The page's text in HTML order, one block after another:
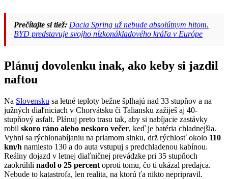
Prečítajte si tiež: Dacia Spring už nebude absolútnym hitom.
BYD predstavuje svojho nízkonákladového kráľa v Európe
Plánuj dovolenku inak, ako keby si jazdil
naftou
Na Slovensku sa letné teploty bežne šplhajú nad 33 stupňov a na
južných diaľniciach v Chorvátsku či Taliansku zažiješ aj 40-
stupňový asfalt. Plánuj preto trasu tak, aby si nabíjacie zastávky
robil skoro ráno alebo neskoro večer, keď je batéria chladnejšia.
Vyhni sa rýchlonabíjaniu na priamom slnku, drž rýchlosť okolo 110
km/h namiesto 130 a do auta vstupuj s predchladenou kabínou.
Reálny dojazd v letnej diaľničnej prevádzke pri 35 stupňoch
zaokrúhli nadol o 25 percent oproti tomu, čo ti ukázal predajca.
Nebude to katastrofa, len realita, na ktorú ťa nikto nepripravil.